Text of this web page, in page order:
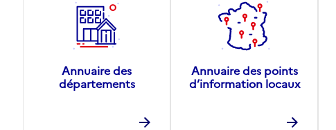
Annuaire des
départements
Annuaire des points
d’information locaux